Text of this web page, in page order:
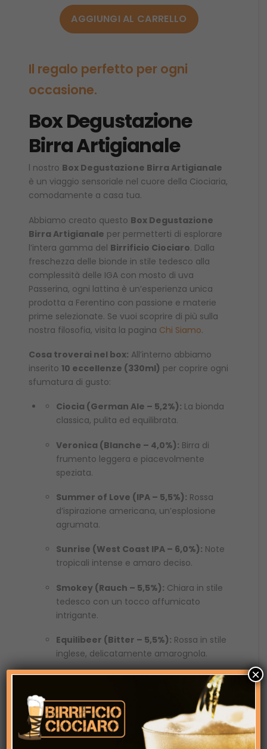
10
Birre
Artigianali
330ml)
+
Bicchiere
Romana
Omaggio
quantità
AGGIUNGI AL CARRELLO
Il regalo perfetto per ogni
occasione.
Box Degustazione
Birra Artigianale
l nostro Box Degustazione Birra Artigianale
è un viaggio sensoriale nel cuore della Ciociaria,
comodamente a casa tua.
Abbiamo creato questo Box Degustazione
Birra Artigianale per permetterti di esplorare
l’intera gamma del Birrificio Ciociaro. Dalla
freschezza delle bionde in stile tedesco alla
complessità delle IGA con mosto di uva
Passerina, ogni lattina è un’esperienza unica
prodotta a Ferentino con passione e materie
prime selezionate. Se vuoi scoprire di più sulla
nostra filosofia, visita la pagina Chi Siamo.
Cosa troverai nel box: All’interno abbiamo
inserito 10 eccellenze (330ml) per coprire ogni
sfumatura di gusto:
Ciocia (German Ale – 5,2%): La bionda
classica, pulita ed equilibrata.
Veronica (Blanche – 4,0%): Birra di
frumento leggera e piacevolmente
speziata.
Summer of Love (IPA – 5,5%): Rossa
d’ispirazione americana, un’esplosione
agrumata.
Sunrise (West Coast IPA – 6,0%): Note
tropicali intense e amaro deciso.
Smokey (Rauch – 5,5%): Chiara in stile
tedesco con un tocco affumicato
intrigante.
Equilibeer (Bitter – 5,5%): Rossa in stile
inglese, delicatamente amarognola.
Paesana (Harvest Ale – 5,5%):
Stagionale con luppolo fresco appena
raccolto.
Oro (Tripel – 9,0%):Chiara ad alta
gradazione, potente e complessa.
×